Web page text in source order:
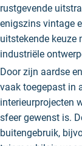
rustgevende
enigszins vintage
uitstekende keuze
industriële
Door zijn aardse
vaak toegepast in
interieurprojecten
sfeer gewenst is.
buitengebruik,